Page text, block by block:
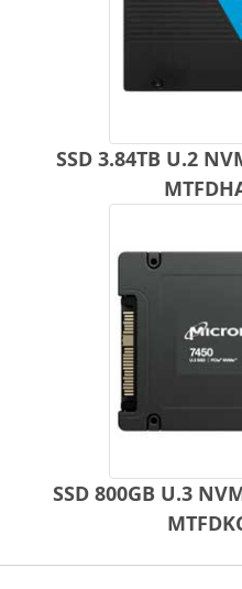
SSD 3.84TB U.2
SSD 800GB U.3